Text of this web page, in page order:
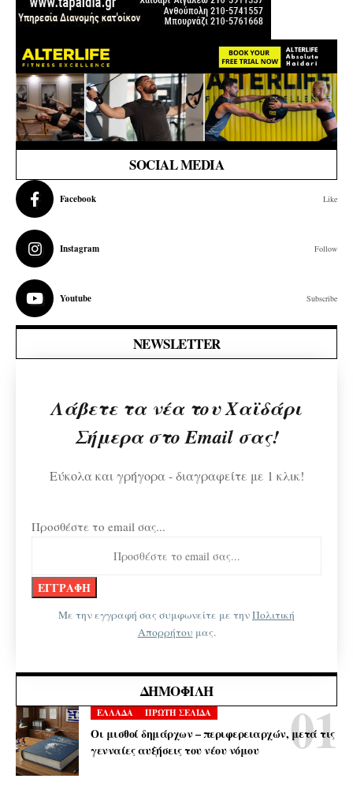
SOCIAL MEDIA
Facebook Like
Instagram Follow
Youtube Subscribe
NEWSLETTER
Λάβετε τα νέα του Χαϊδάρι
Σήμερα στο Email σας!
Εύκολα και γρήγορα - διαγραφείτε με 1 κλικ!
Προσθέστε το email σας...
Με την εγγραφή σας συμφωνείτε με τηνΠολιτική
Απορρήτου μας.
ΔΗΜΟΦΙΛΉ
ΕΛΛΑΔΑ ΠΡΩΤΗ ΣΕΛΙΔΑ
Οι μισθοί δημάρχων – περιφερειαρχών, μετά τις
γενναίες αυξήσεις του νέου νόμου